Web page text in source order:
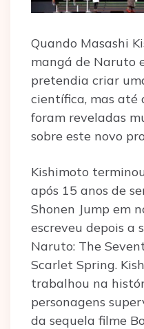
Quando Masashi
mangá de Naruto
pretendia criar
científica, mas até
foram reveladas
sobre este novo
Kishimoto
após 15 anos de
Shonen Jump em
escreveu depois a
Naruto: The
Scarlet Spring.
trabalhou na
personagens
da sequela filme